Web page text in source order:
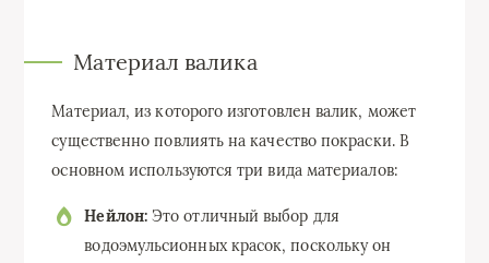
Материал валика
Материал, из которого изготовлен валик, может
существенно повлиять на качество покраски. В
основном используются три вида материалов:
Нейлон:Это отличный выбор для
водоэмульсионных красок, поскольку он